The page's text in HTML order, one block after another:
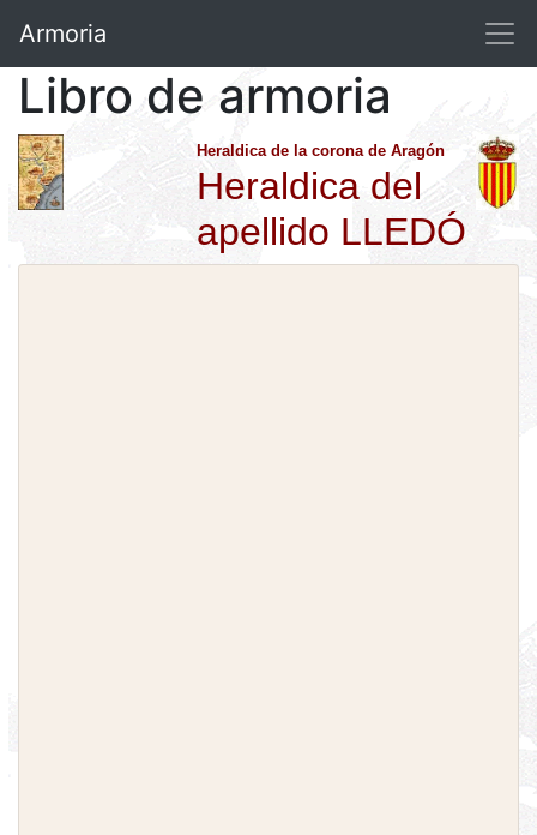
Armoria
Libro de armoria
Heraldica de la corona de Aragón
Heraldica del
apellido LLEDÓ